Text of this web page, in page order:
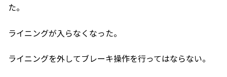
た。
ライニングが入らなくなった。
ライニングを外してブレーキ操作を行ってはならない。